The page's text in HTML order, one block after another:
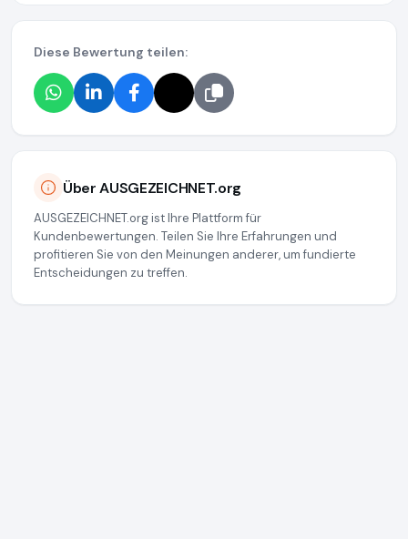
Diese Bewertung teilen:
Über AUSGEZEICHNET.org
AUSGEZEICHNET.org ist Ihre Plattform für
Kundenbewertungen. Teilen Sie Ihre Erfahrungen und
profitieren Sie von den Meinungen anderer, um fundierte
Entscheidungen zu treffen.